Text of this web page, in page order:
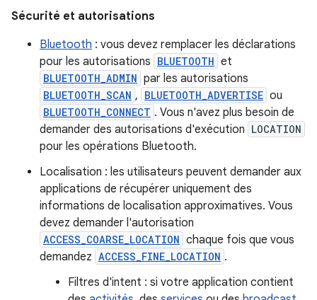
Sécurité et autorisations
Bluetooth : vous devez remplacer les déclarations
pour les autorisations BLUETOOTH et
BLUETOOTH_ADMIN par les autorisations
BLUETOOTH_SCAN , BLUETOOTH_ADVERTISE ou
BLUETOOTH_CONNECT . Vous n'avez plus besoin de
demander des autorisations d'exécution LOCATION
pour les opérations Bluetooth.
Localisation : les utilisateurs peuvent demander aux
applications de récupérer uniquement des
informations de localisation approximatives. Vous
devez demander l'autorisation
ACCESS_COARSE_LOCATION chaque fois que vous
demandez ACCESS_FINE_LOCATION .
Filtres d'intent : si votre application contient